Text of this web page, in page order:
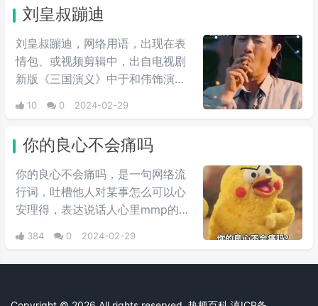
中，自然是盘算着何时送葬这位“友
人”，尽管夏亚也承认卡尔玛作为友
人不错，不过还是用计谋误导他陷
入被击落的境地，并且大笑。
刘皇叔蹦迪
刘皇叔蹦迪，网络用语，出现在表
情包、或视频剪辑中，出自电视剧
新版《三国演义》中于和伟饰演的
戏》中于和伟饰演的张总在海岛上
反差，鬼畜视频收到很多人的喜
爱，由于这个背景音乐很上头，引
起很多抖友跟风。
10 0 2024-02-29
你的良心不会痛吗
你的良心不会痛吗，是一句网络流
行词，吐槽他人对某事怎么可以心
安理得，表达说话人心里mmp的心
情。这里的“痛”含有“内疚、愧疚、
不好意思”等含义，并不是“疼痛”的
意思。网络上主要用于吐槽别人不
情包，火于知乎，该词也被《咬文
384 0 2024-02-29